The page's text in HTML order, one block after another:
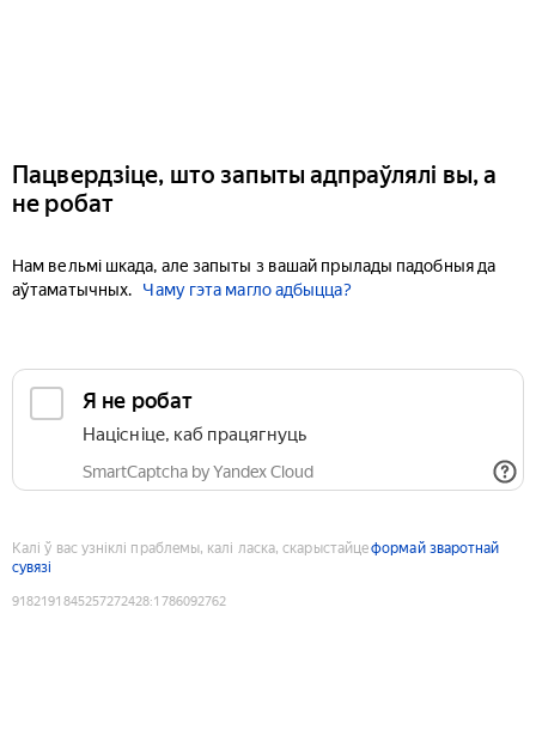
Пацвердзіце, што запыты адпраўлялі вы, а
не робат
Нам вельмі шкада, але запыты з вашай прылады падобныя да
аўтаматычных.
Чаму гэта магло адбыцца?
Я не робат
Націсніце, каб працягнуць
SmartCaptcha by Yandex Cloud
Калі ў вас узніклі праблемы, калі ласка, скарыстайцеформай зваротнай
сувязі
9182191845257272428:1786092762